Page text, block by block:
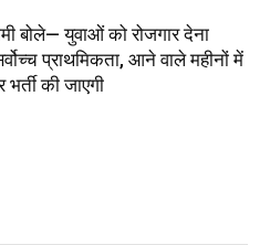
बोले— युवाओं को रोजगार देना
प्राथमिकता, आने वाले महीनों में
भर्ती की जाएगी